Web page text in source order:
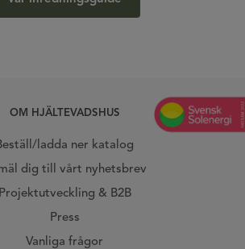
OM HJÄLTEVADSHUS
ladda ner katalog
dig till vårt nyhetsbrev
Projektutveckling & B2B
Press
Vanliga frågor